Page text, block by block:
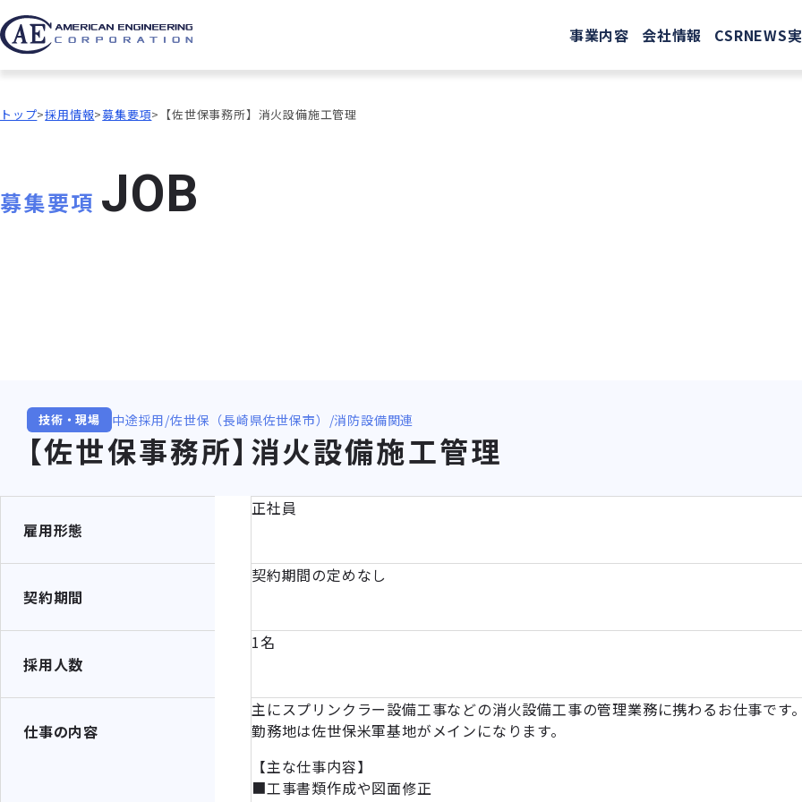
事業内容 会社情報 CSRNEWS
トップ 採用情報 募集要項 【佐世保事務所】消火設備施工管理
募集要項 JOB
技術・現場 中途採用 佐世保（長崎県佐世保市） 消防設備関連
【佐世保事務所】消火設備施工管理
雇用形態
正社員
契約期間
契約期間の定めなし
採用人数
1名
仕事の内容
主にスプリンクラー設備工事などの消火設備工事の管理業務に携わるお仕事です
勤務地は佐世保米軍基地がメインになります。
【主な仕事内容】
■工事書類作成や図面修正